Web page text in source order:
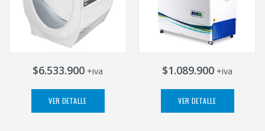
$6.533.900 +iva
VER DETALLE
$1.089.900 +iva
VER DETALLE